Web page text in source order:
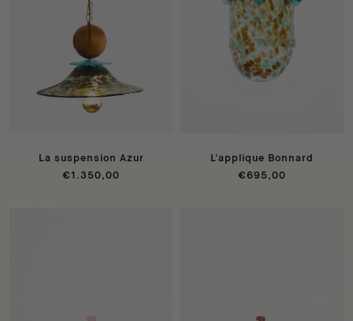
La suspension Azur
€1.350,00
L'applique Bonnard
€695,00